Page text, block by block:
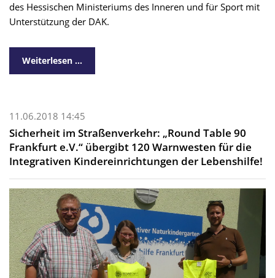
des Hessischen Ministeriums des Inneren und für Sport mit
Unterstützung der DAK.
Weiterlesen …
11.06.2018 14:45
Sicherheit im Straßenverkehr: „Round Table 90
Frankfurt e.V.“ übergibt 120 Warnwesten für die
Integrativen Kindereinrichtungen der Lebenshilfe!